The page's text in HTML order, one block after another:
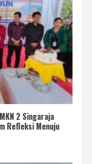
2 Singaraja
Refleksi Menuju